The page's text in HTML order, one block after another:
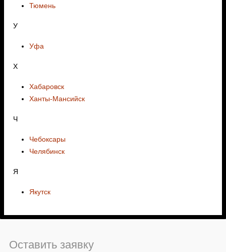
Тюмень
У
Уфа
Х
Хабаровск
Ханты-Мансийск
Ч
Чебоксары
Челябинск
Я
Якутск
Оставить заявку